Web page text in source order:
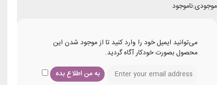
موجودی:ناموجود
می‌توانید ایمیل خود را وارد کنید تا از موجود شدن این
محصول بصورت خودکار آگاه گردید.